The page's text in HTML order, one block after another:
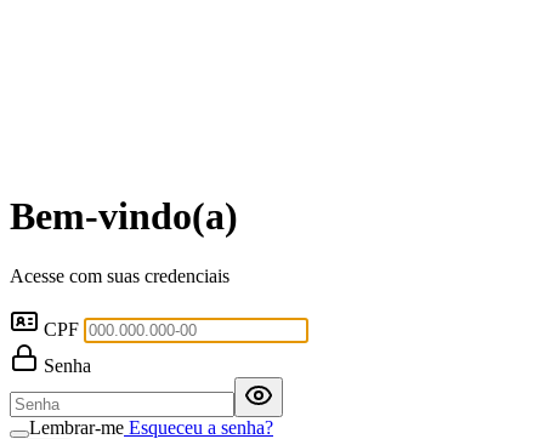
Bem-vindo(a)
Acesse com suas credenciais
CPF
Senha
Lembrar-me Esqueceu a senha?